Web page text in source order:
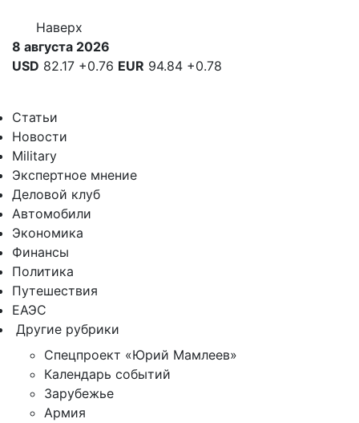
Наверх
8 августа 2026
USD 82.17 +0.76 EUR 94.84 +0.78
Статьи
Новости
Military
Экспертное мнение
Деловой клуб
Автомобили
Экономика
Финансы
Политика
Путешествия
ЕАЭС
Другие рубрики
Спецпроект «Юрий Мамлеев»
Календарь событий
Зарубежье
Армия